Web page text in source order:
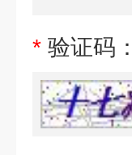
* 验证码：